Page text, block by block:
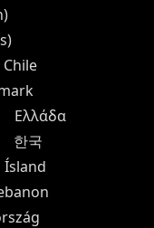
Chile
Ελλάδα
한국
Ísland